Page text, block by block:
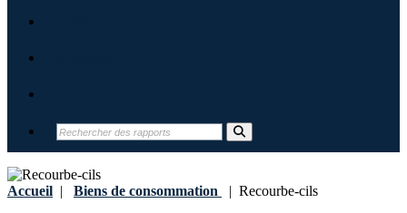
Accueil | Biens de consommation | Recourbe-cils